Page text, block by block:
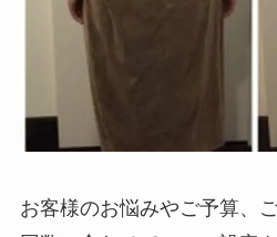
お客様のお悩みやご予算、